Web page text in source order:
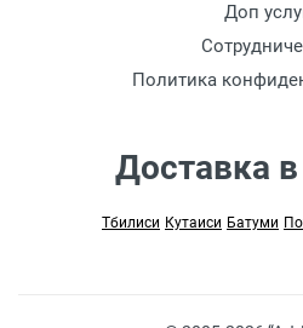
Доп
Политика
Доставка
Тбилиси Кутаиси Батуми